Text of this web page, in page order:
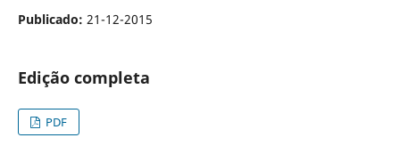
Publicado: 21-12-2015
Edição completa
PDF